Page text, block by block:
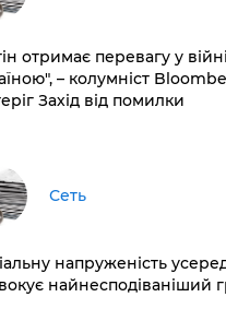
отримає перевагу у
– колумніст
Захід від помилки
Сеть
напруженість
найнесподіваніший